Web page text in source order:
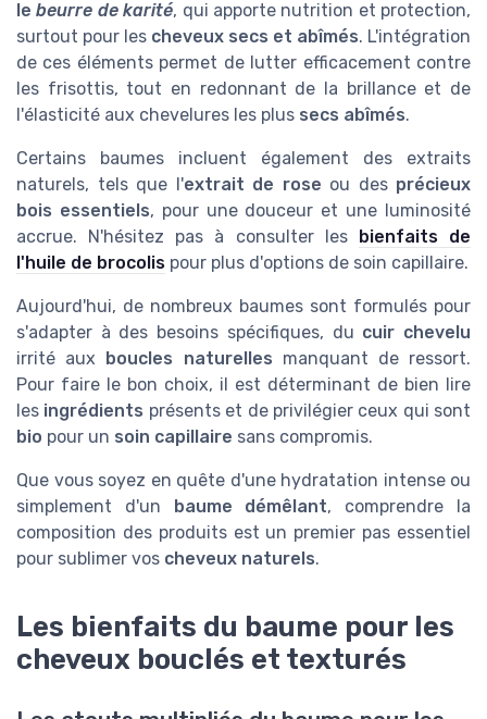
lebeurre de karité, qui apporte nutrition et protection,
surtout pour les cheveux secs et abîmés. L'intégration
de ces éléments permet de lutter efficacement contre
les frisottis, tout en redonnant de la brillance et de
l'élasticité aux chevelures les plus secs abîmés.
Certains baumes incluent également des extraits
naturels, tels que l'extrait de rose ou des précieux
bois essentiels, pour une douceur et une luminosité
accrue. N'hésitez pas à consulter les bienfaits de
l'huile de brocolis pour plus d'options de soin capillaire.
Aujourd'hui, de nombreux baumes sont formulés pour
s'adapter à des besoins spécifiques, du cuir chevelu
irrité aux boucles naturelles manquant de ressort.
Pour faire le bon choix, il est déterminant de bien lire
les ingrédients présents et de privilégier ceux qui sont
bio pour un soin capillaire sans compromis.
Que vous soyez en quête d'une hydratation intense ou
simplement d'un baume démêlant, comprendre la
composition des produits est un premier pas essentiel
pour sublimer vos cheveux naturels.
Les bienfaits du baume pour les
cheveux bouclés et texturés